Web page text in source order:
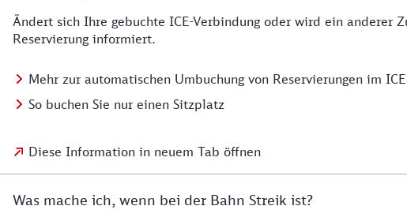
Ändert sich Ihre gebuchte ICE-Verbindung oder wird ein anderer
Reservierung informiert.
Mehr zur automatischen Umbuchung von Reservierungen im ICE
So buchen Sie nur einen Sitzplatz
Diese Information in neuem Tab öffnen
Was mache ich, wenn bei der Bahn Streik ist?